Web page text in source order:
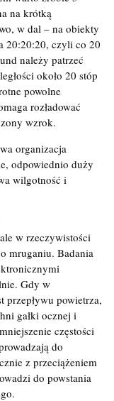
na krótką
w dal – na obiekty
20:20:20, czyli co 20
należy patrzeć
około 20 stóp
powolne
rozładować
wzrok.
organizacja
odpowiednio duży
wilgotność i
w rzeczywistości
mruganiu. Badania
Gdy w
przepływu powietrza,
gałki ocznej i
częstości
do
z przeciążeniem
do powstania